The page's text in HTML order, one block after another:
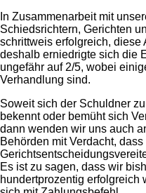
In Zusammenarbeit mit
Schiedsrichtern, Gerichten
schrittweis erfolgreich, diese
deshalb erniedrigte sich die
ungefähr auf 2/5, wobei
Verhandlung sind.
Soweit sich der Schuldner
bekennt oder bemüht sich
dann wenden wir uns auch
Behörden mit Verdacht,
Es ist zu sagen, dass wir
hundertprozentig erfolgreich